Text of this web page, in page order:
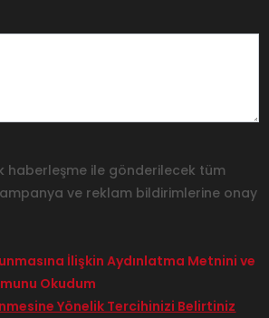
haberleşme ile gönderilecek tüm
ve reklam bildirimlerine onay
İlişkin Aydınlatma Metnini ve
Okudum
Yönelik Tercihinizi Belirtiniz